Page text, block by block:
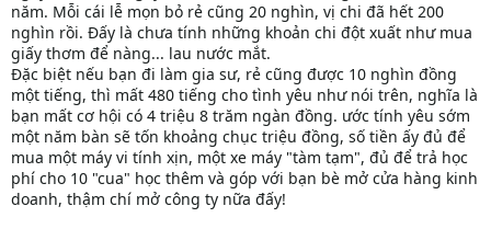
năm. Mỗi cái lễ mọn bỏ rẻ cũng 20 nghìn, vị chi đã hết 200
nghìn rồi. Đấy là chưa tính những khoản chi đột xuất như mua
giấy thơm để nàng... lau nước mắt.
Đặc biệt nếu bạn đi làm gia sư, rẻ cũng được 10 nghìn đồng
một tiếng, thì mất 480 tiếng cho tình yêu như nói trên, nghĩa là
bạn mất cơ hội có 4 triệu 8 trăm ngàn đồng. ước tính yêu sớm
một năm bàn sẽ tốn khoảng chục triệu đồng, số tiền ấy đủ để
mua một máy vi tính xịn, một xe máy "tàm tạm", đủ để trả học
phí cho 10 "cua" học thêm và góp với bạn bè mở cửa hàng kinh
doanh, thậm chí mở công ty nữa đấy!